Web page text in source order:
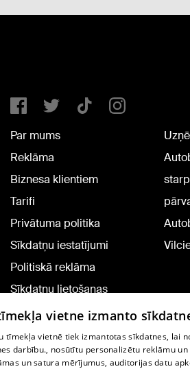
Par mums
Reklāma
Biznesa klientiem
Tarifi
Privātuma politika
Sīkdatņu iestatījumi
Politiskā reklāma
Sīkdatņu lietošanas
noteikumi
Komentāru pievienošana
TV programma
vietne izmanto
tīmekļa vietnē tiek izmantotas sīkdatnes, lai
darbību., nosūtītu personalizētu reklāmu
un satura mērījumus, auditorijas datu